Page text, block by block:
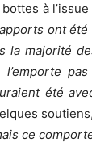
à
ont été
la majorité
été
ce